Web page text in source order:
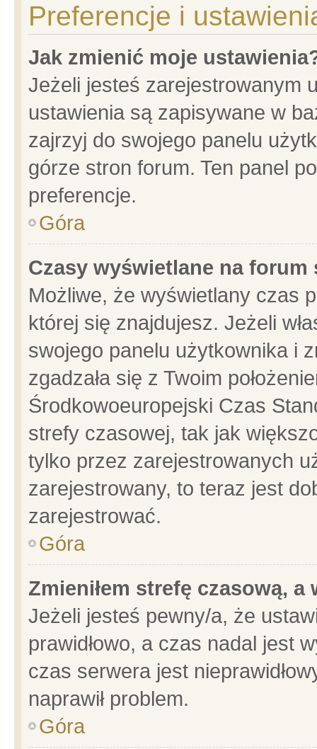
Preferencje i
Jak zmienić moje
Jeżeli jesteś zarejestrowanym
ustawienia są zapisywane w
zajrzyj do swojego panelu
górze stron forum. Ten panel
preferencje.
Góra
Czasy wyświetlane na forum
Możliwe, że wyświetlany czas
której się znajdujesz. Jeżeli
swojego panelu użytkownika i
zgadzała się z Twoim
Środkowoeuropejski Czas
strefy czasowej, tak jak
tylko przez zarejestrowanych
zarejestrowany, to teraz jest
zarejestrować.
Góra
Zmieniłem strefę czasową,
Jeżeli jesteś pewny/a, że
prawidłowo, a czas nadal jest
czas serwera jest
naprawił problem.
Góra